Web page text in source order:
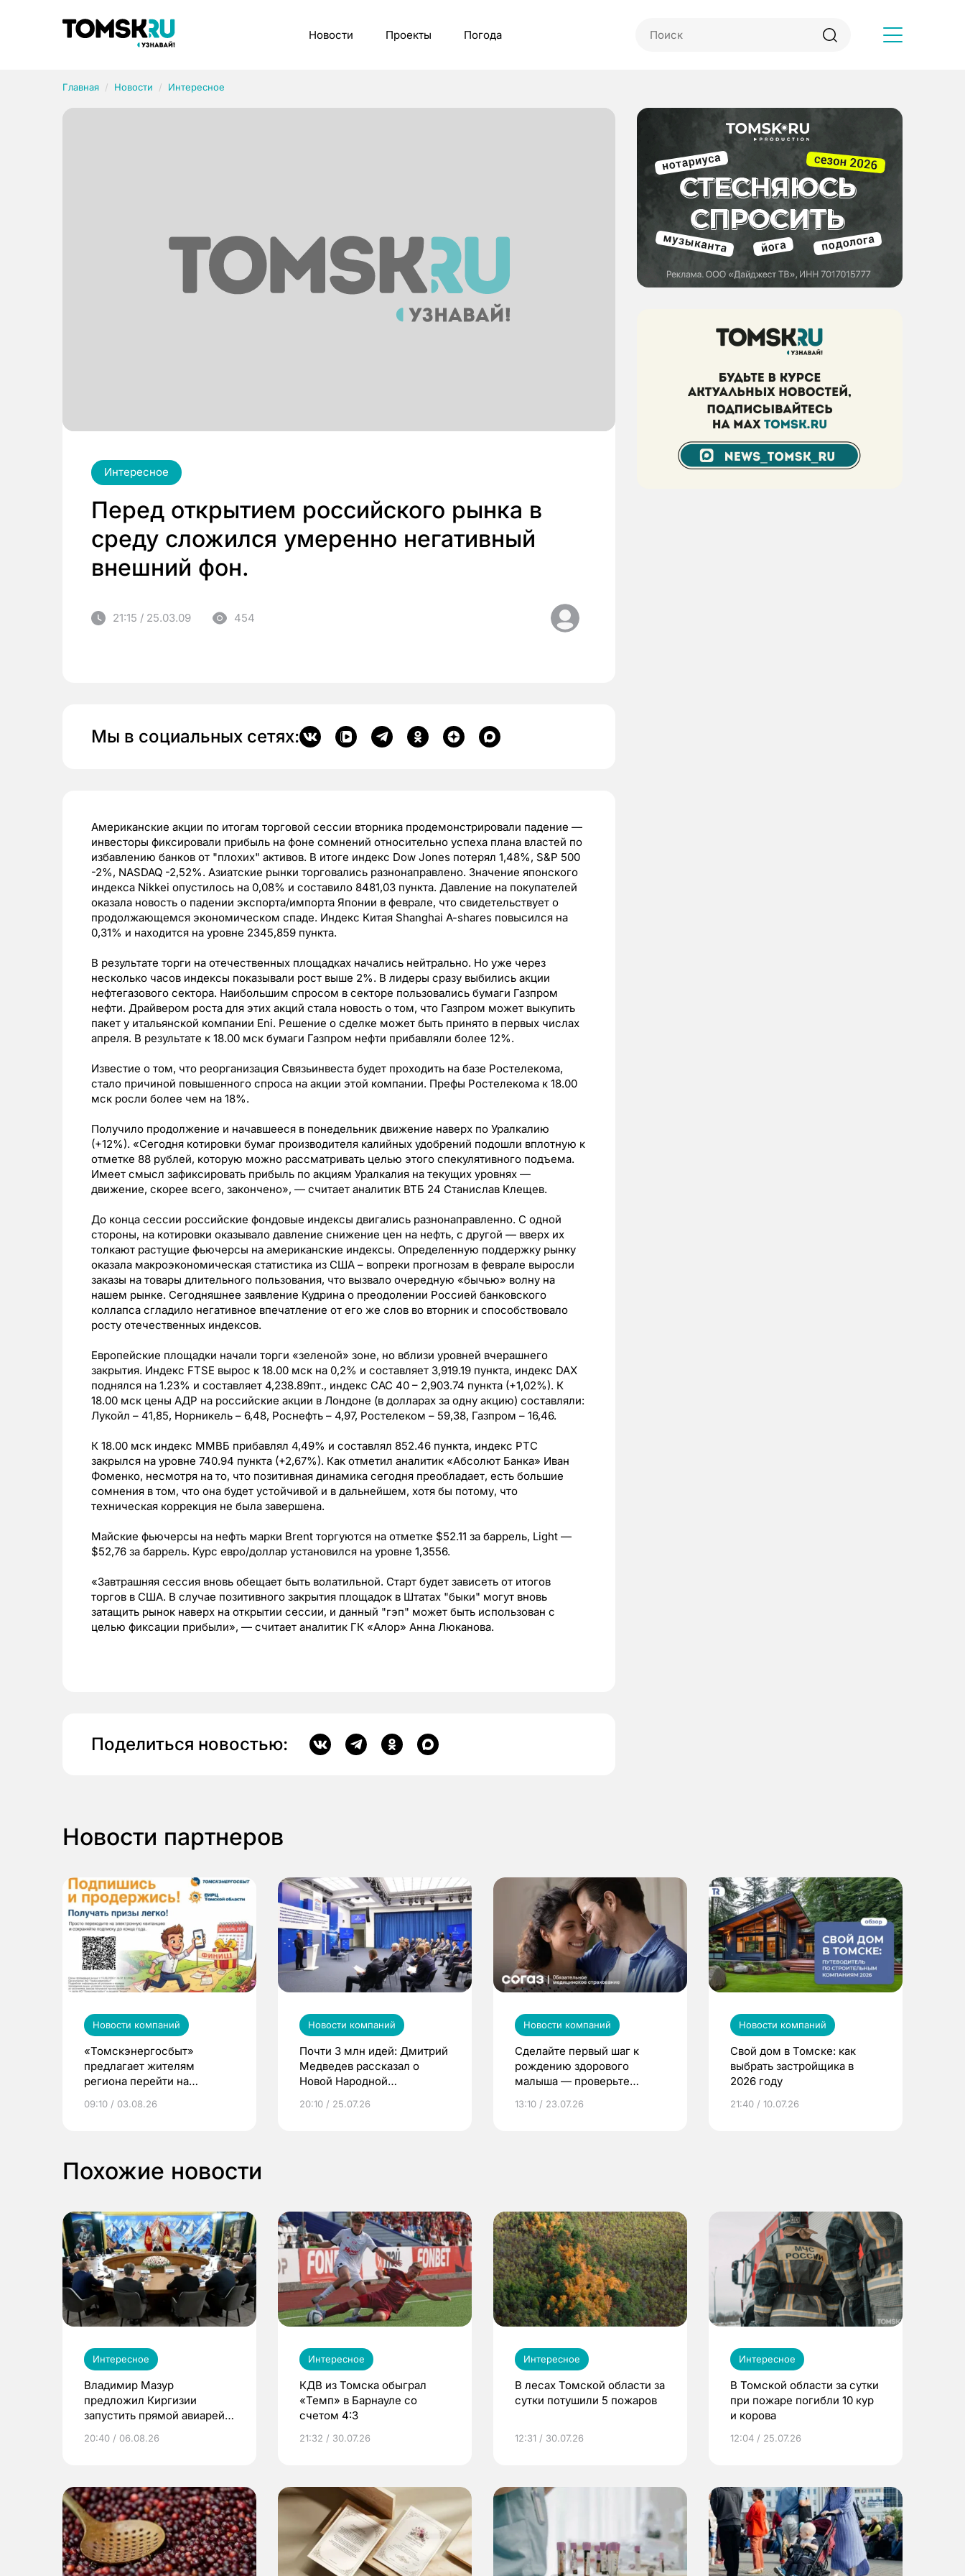
Новости Проекты Погода
Главная Новости Интересное
Интересное
Перед открытием российского рынка в
среду сложился умеренно негативный
внешний фон.
21:15 / 25.03.09 454
Мы в социальных сетях:
Американские акции по итогам торговой сессии вторника продемонстрировали падение —
инвесторы фиксировали прибыль на фоне сомнений относительно успеха плана властей по
избавлению банков от "плохих" активов. В итоге индекс Dow Jones потерял 1,48%, S&P 500
-2%, NASDAQ -2,52%. Азиатские рынки торговались разнонаправлено. Значение японского
индекса Nikkei опустилось на 0,08% и составило 8481,03 пункта. Давление на покупателей
оказала новость о падении экспорта/импорта Японии в феврале, что свидетельствует о
продолжающемся экономическом спаде. Индекс Китая Shanghai A-shares повысился на
0,31% и находится на уровне 2345,859 пункта.
В результате торги на отечественных площадках начались нейтрально. Но уже через
несколько часов индексы показывали рост выше 2%. В лидеры сразу выбились акции
нефтегазового сектора. Наибольшим спросом в секторе пользовались бумаги Газпром
нефти. Драйвером роста для этих акций стала новость о том, что Газпром может выкупить
пакет у итальянской компании Eni. Решение о сделке может быть принято в первых числах
апреля. В результате к 18.00 мск бумаги Газпром нефти прибавляли более 12%.
Известие о том, что реорганизация Связьинвеста будет проходить на базе Ростелекома,
стало причиной повышенного спроса на акции этой компании. Префы Ростелекома к 18.00
мск росли более чем на 18%.
Получило продолжение и начавшееся в понедельник движение наверх по Уралкалию
(+12%). «Сегодня котировки бумаг производителя калийных удобрений подошли вплотную к
отметке 88 рублей, которую можно рассматривать целью этого спекулятивного подъема.
Имеет смысл зафиксировать прибыль по акциям Уралкалия на текущих уровнях —
движение, скорее всего, закончено», — считает аналитик ВТБ 24 Станислав Клещев.
До конца сессии российские фондовые индексы двигались разнонаправленно. С одной
стороны, на котировки оказывало давление снижение цен на нефть, с другой — вверх их
толкают растущие фьючерсы на американские индексы. Определенную поддержку рынку
оказала макроэкономическая статистика из США – вопреки прогнозам в феврале выросли
заказы на товары длительного пользования, что вызвало очередную «бычью» волну на
нашем рынке. Сегодняшнее заявление Кудрина о преодолении Россией банковского
коллапса сгладило негативное впечатление от его же слов во вторник и способствовало
росту отечественных индексов.
Европейские площадки начали торги «зеленой» зоне, но вблизи уровней вчерашнего
закрытия. Индекс FTSE вырос к 18.00 мск на 0,2% и составляет 3,919.19 пункта, индекс DAX
поднялся на 1.23% и составляет 4,238.89пт., индекс CAC 40 – 2,903.74 пункта (+1,02%). К
18.00 мск цены АДР на российские акции в Лондоне (в долларах за одну акцию) составляли:
Лукойл – 41,85, Норникель – 6,48, Роснефть – 4,97, Ростелеком – 59,38, Газпром – 16,46.
К 18.00 мск индекс ММВБ прибавлял 4,49% и составлял 852.46 пункта, индекс РТС
закрылся на уровне 740.94 пункта (+2,67%). Как отметил аналитик «Абсолют Банка» Иван
Фоменко, несмотря на то, что позитивная динамика сегодня преобладает, есть большие
сомнения в том, что она будет устойчивой и в дальнейшем, хотя бы потому, что
техническая коррекция не была завершена.
Майские фьючерсы на нефть марки Brent торгуются на отметке $52.11 за баррель, Light —
$52,76 за баррель. Курс евро/доллар установился на уровне 1,3556.
«Завтрашняя сессия вновь обещает быть волатильной. Старт будет зависеть от итогов
торгов в США. В случае позитивного закрытия площадок в Штатах "быки" могут вновь
затащить рынок наверх на открытии сессии, и данный "гэп" может быть использован с
целью фиксации прибыли», — считает аналитик ГК «Алор» Анна Люканова.
Поделиться новостью:
Новости партнеров
Новости компаний
«Томскэнергосбыт»
предлагает жителям
региона перейти на
выиграть призы
09:10 / 03.08.26
Новости компаний
Почти 3 млн идей: Дмитрий
Медведев рассказал о
Новой Народной
20:10 / 25.07.26
Новости компаний
Сделайте первый шаг к
рождению здорового
малыша — проверьте
по ОМС!
13:10 / 23.07.26
Новости компаний
Свой дом в Томске: как
выбрать застройщика в
2026 году
21:40 / 10.07.26
Похожие новости
Интересное
Владимир Мазур
предложил Киргизии
запустить прямой авиарейс
20:40 / 06.08.26
Интересное
КДВ из Томска обыграл
«Темп» в Барнауле со
счетом 4:3
21:32 / 30.07.26
Интересное
В лесах Томской области за
сутки потушили 5 пожаров
12:31 / 30.07.26
Интересное
В Томской области за сутки
при пожаре погибли 10 кур
и корова
12:04 / 25.07.26
Рубрики